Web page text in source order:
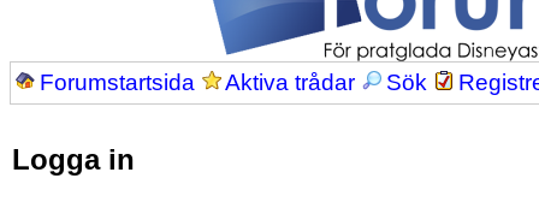
Forumstartsida Aktiva trådar Sök
Logga in